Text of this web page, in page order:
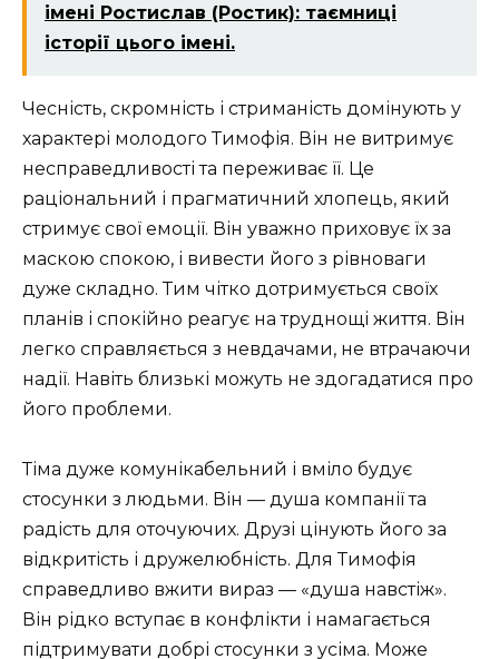
імені Ростислав (Ростик): таємниці
історії цього імені.
Чесність, скромність і стриманість домінують у
характері молодого Тимофія. Він не витримує
несправедливості та переживає її. Це
раціональний і прагматичний хлопець, який
стримує свої емоції. Він уважно приховує їх за
маскою спокою, і вивести його з рівноваги
дуже складно. Тим чітко дотримується своїх
планів і спокійно реагує на труднощі життя. Він
легко справляється з невдачами, не втрачаючи
надії. Навіть близькі можуть не здогадатися про
його проблеми.
Тіма дуже комунікабельний і вміло будує
стосунки з людьми. Він — душа компанії та
радість для оточуючих. Друзі цінують його за
відкритість і дружелюбність. Для Тимофія
справедливо вжити вираз — «душа навстіж».
Він рідко вступає в конфлікти і намагається
підтримувати добрі стосунки з усіма. Може